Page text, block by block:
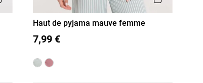
S M
Haut de pyjama mauve femme
7,99 €